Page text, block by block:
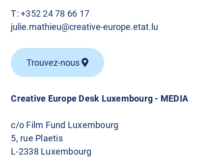
Creative Europe Desk Luxembourg - MEDIA
c/o Film Fund Luxembourg
5, rue Plaetis
L-2338 Luxembourg
T:+352 24 78 66 17
julie.mathieu@creative-europe.etat.lu
Trouvez-nous